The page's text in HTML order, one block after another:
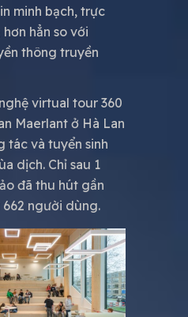
minh bạch, trực
hẳn so với
thông truyền
virtual tour 360
Maerlant ở Hà Lan
tác và tuyển sinh
dịch. Chỉ sau 1
đã thu hút gần
người dùng.